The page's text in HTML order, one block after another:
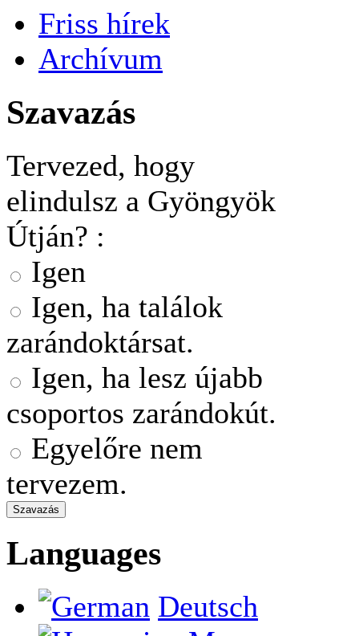
Friss hírek
Archívum
Szavazás
Tervezed, hogy
elindulsz a Gyöngyök
Útján? :
Igen
Igen, ha találok
zarándoktársat.
Igen, ha lesz újabb
csoportos zarándokút.
Egyelőre nem
tervezem.
Languages
Deutsch